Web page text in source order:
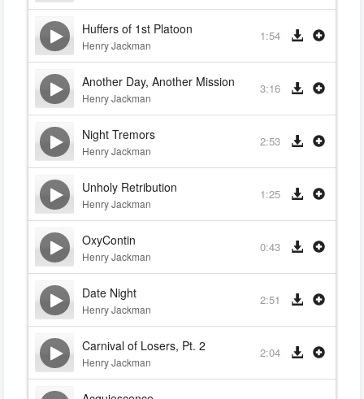
Huffers of 1st Platoon
Henry Jackman
1:54
Another Day, Another Mission
Henry Jackman
3:16
Night Tremors
Henry Jackman
2:53
Unholy Retribution
Henry Jackman
1:25
OxyContin
Henry Jackman
0:43
Date Night
Henry Jackman
2:51
Carnival of Losers, Pt. 2
Henry Jackman
2:04